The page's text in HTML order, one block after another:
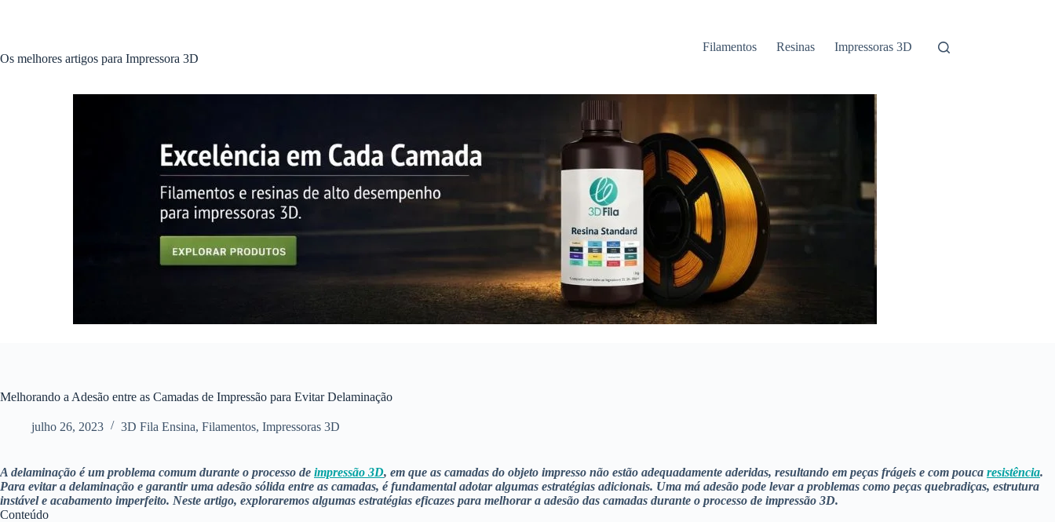
Os melhores artigos para Impressora 3D
Filamentos Resinas Impressoras 3D
Melhorando a Adesão entre as Camadas de Impressão para Evitar Delaminação
julho 26, 2023 3D Fila Ensina, Filamentos, Impressoras 3D
A delaminação é um problema comum durante o processo de impressão 3D, em que as camadas do objeto impresso não estão adequadamente aderidas, resultando em peças frágeis e com pouca resistência.
Para evitar a delaminação e garantir uma adesão sólida entre as camadas, é fundamental adotar algumas estratégias adicionais. Uma má adesão pode levar a problemas como peças quebradiças, estrutura
instável e acabamento imperfeito. Neste artigo, exploraremos algumas estratégias eficazes para melhorar a adesão das camadas durante o processo de impressão 3D.
Conteúdo